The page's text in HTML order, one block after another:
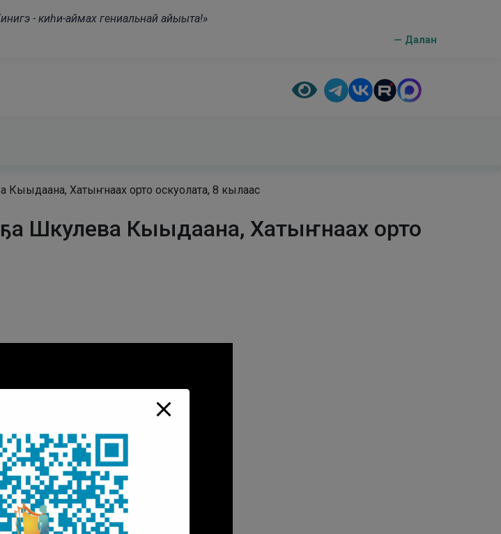
- киһи-аймах гениальнай айыыта!»
— Далан
Кыыдаана, Хатыҥнаах орто оскуолата, 8 кылаас
Шкулева Кыыдаана, Хатыҥнаах орто